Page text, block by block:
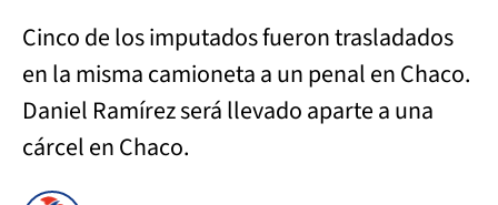
Cinco de los imputados fueron trasladados
en la misma camioneta a un penal en Chaco.
Daniel Ramírez será llevado aparte a una
cárcel en Chaco.